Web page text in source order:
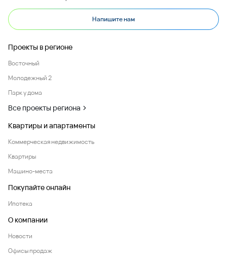
Напишите нам
Проекты в регионе
Восточный
Молодежный 2
Парк у дома
Все проекты региона
Квартиры и апартаменты
Коммерческая недвижимость
Квартиры
Машино-места
Покупайте онлайн
Ипотека
О компании
Новости
Офисы продаж